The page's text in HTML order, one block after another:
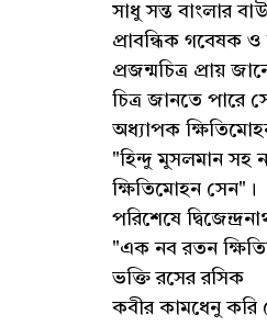
সাধু সন্ত বাংলার
প্রাবন্ধিক গবেষক
প্রজন্মচিত্র প্রায়
চিত্র জানতে
অধ্যাপক
"হিন্দু মুসলমান সহ
ক্ষিতিমোহন সেন"।
পরিশেষে
"এক নব রতন
ভক্তি রসের রসিক
কবীর কামধেনু করি